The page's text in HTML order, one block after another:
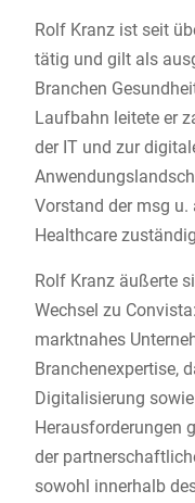
Rolf Kranz ist seit
tätig und gilt als
Branchen
Laufbahn leitete er
der IT und zur
Vorstand der msg
Healthcare
Rolf Kranz äußerte
Wechsel zu
marktnahes
Branchenexpertise,
Digitalisierung
Herausforderungen
der
sowohl innerhalb